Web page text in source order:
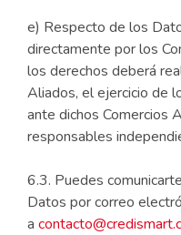
e) Respecto de los
directamente por los
los derechos deberá
Aliados, el ejercicio de
ante dichos Comercios
responsables
6.3. Puedes
Datos por correo
a